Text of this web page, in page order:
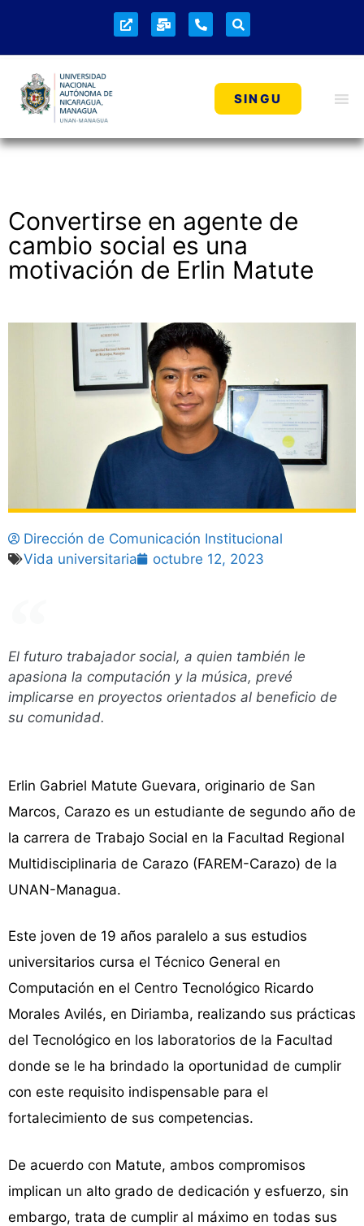
SINGU
VIDA ESTUDIANTIL
Convertirse en agente de
cambio social es una
motivación de Erlin Matute
Dirección de Comunicación Institucional
Vida universitaria
octubre 12, 2023
El futuro trabajador social, a quien también le
apasiona la computación y la música, prevé
implicarse en proyectos orientados al beneficio de
su comunidad.
Erlin Gabriel Matute Guevara, originario de San
Marcos, Carazo es un estudiante de segundo año de
la carrera de Trabajo Social en la Facultad Regional
Multidisciplinaria de Carazo (FAREM-Carazo) de la
UNAN-Managua.
Este joven de 19 años paralelo a sus estudios
universitarios cursa el Técnico General en
Computación en el Centro Tecnológico Ricardo
Morales Avilés, en Diriamba, realizando sus prácticas
del Tecnológico en los laboratorios de la Facultad
donde se le ha brindado la oportunidad de cumplir
con este requisito indispensable para el
fortalecimiento de sus competencias.
De acuerdo con Matute, ambos compromisos
implican un alto grado de dedicación y esfuerzo, sin
embargo, trata de cumplir al máximo en todas sus